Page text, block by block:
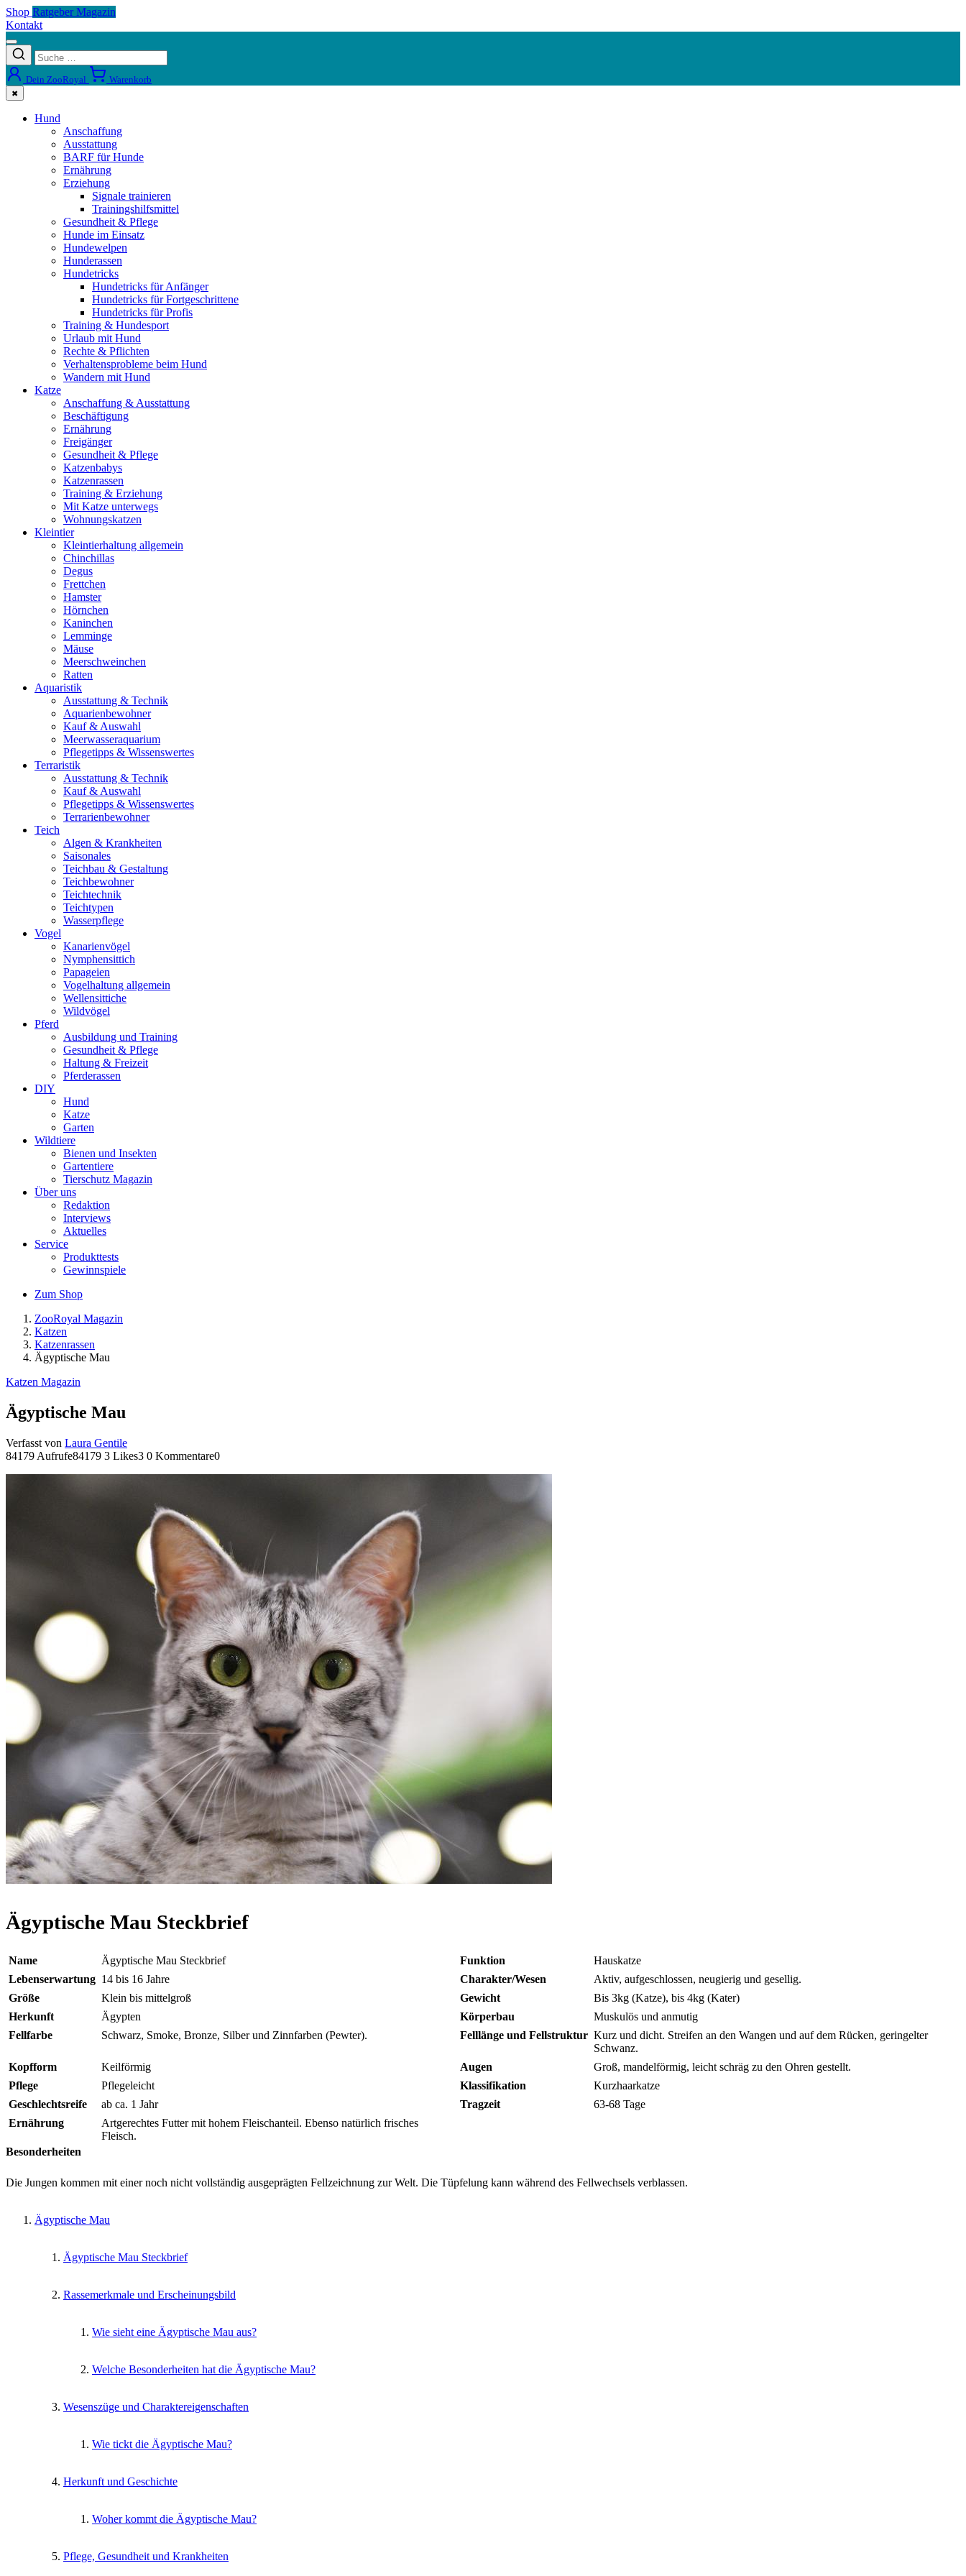
Shop Ratgeber Magazin
Kontakt
Dein ZooRoyal Warenkorb
✖
Hund
Anschaffung
Ausstattung
BARF für Hunde
Ernährung
Erziehung
Signale trainieren
Trainingshilfsmittel
Gesundheit & Pflege
Hunde im Einsatz
Hundewelpen
Hunderassen
Hundetricks
Hundetricks für Anfänger
Hundetricks für Fortgeschrittene
Hundetricks für Profis
Training & Hundesport
Urlaub mit Hund
Rechte & Pflichten
Verhaltensprobleme beim Hund
Wandern mit Hund
Katze
Anschaffung & Ausstattung
Beschäftigung
Ernährung
Freigänger
Gesundheit & Pflege
Katzenbabys
Katzenrassen
Training & Erziehung
Mit Katze unterwegs
Wohnungskatzen
Kleintier
Kleintierhaltung allgemein
Chinchillas
Degus
Frettchen
Hamster
Hörnchen
Kaninchen
Lemminge
Mäuse
Meerschweinchen
Ratten
Aquaristik
Ausstattung & Technik
Aquarienbewohner
Kauf & Auswahl
Meerwasseraquarium
Pflegetipps & Wissenswertes
Terraristik
Ausstattung & Technik
Kauf & Auswahl
Pflegetipps & Wissenswertes
Terrarienbewohner
Teich
Algen & Krankheiten
Saisonales
Teichbau & Gestaltung
Teichbewohner
Teichtechnik
Teichtypen
Wasserpflege
Vogel
Kanarienvögel
Nymphensittich
Papageien
Vogelhaltung allgemein
Wellensittiche
Wildvögel
Pferd
Ausbildung und Training
Gesundheit & Pflege
Haltung & Freizeit
Pferderassen
DIY
Hund
Katze
Garten
Wildtiere
Bienen und Insekten
Gartentiere
Tierschutz Magazin
Über uns
Redaktion
Interviews
Aktuelles
Service
Produkttests
Gewinnspiele
Zum Shop
ZooRoyal Magazin
Katzen
Katzenrassen
Ägyptische Mau
Katzen Magazin
Ägyptische Mau
Verfasst von Laura Gentile
84179 Aufrufe84179 3 Likes3 0 Kommentare0
Ägyptische Mau Steckbrief
Name Ägyptische Mau Steckbrief Funktion
Hauskatze
Lebenserwartung 14 bis 16 Jahre Charakter/Wesen
Aktiv, aufgeschlossen, neugierig und gesellig.
Größe
Klein bis mittelgroß Gewicht
Bis 3kg (Katze), bis 4kg (Kater)
Herkunft
Ägypten Körperbau
Muskulös und anmutig
Fellfarbe
Schwarz, Smoke, Bronze, Silber und Zinnfarben (Pewter). Felllänge und Fellstruktur Kurz und dicht. Streifen an den Wangen und auf dem Rücken, geringelter
Schwanz.
Kopfform
Keilförmig Augen
Groß, mandelförmig, leicht schräg zu den Ohren gestellt.
Pflege
Pflegeleicht Klassifikation
Kurzhaarkatze
Geschlechtsreife
ab ca. 1 Jahr Tragzeit
63-68 Tage
Ernährung
Artgerechtes Futter mit hohem Fleischanteil. Ebenso natürlich frisches
Fleisch.
Besonderheiten
Die Jungen kommen mit einer noch nicht vollständig ausgeprägten Fellzeichnung zur Welt. Die Tüpfelung kann während des Fellwechsels verblassen.
Ägyptische Mau
Ägyptische Mau Steckbrief
Rassemerkmale und Erscheinungsbild
Wie sieht eine Ägyptische Mau aus?
Welche Besonderheiten hat die Ägyptische Mau?
Wesenszüge und Charaktereigenschaften
Wie tickt die Ägyptische Mau?
Herkunft und Geschichte
Woher kommt die Ägyptische Mau?
Pflege, Gesundheit und Krankheiten